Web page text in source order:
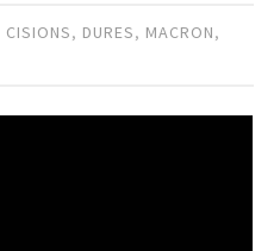
CISIONS, DURES, MACRON,